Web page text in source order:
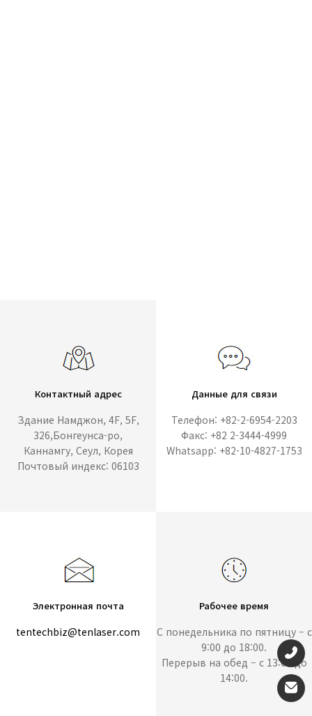
Контактный адрес
Здание Намджон, 4F, 5F,
326,Бонгеунса-ро,
Каннамгу, Сеул, Корея
Почтовый индекс: 06103
Данные для связи
Телефон: +82-2-6954-2203
Факс: +82 2-3444-4999
Whatsapp: +82-10-4827-1753
Электронная почта
tentechbiz@tenlaser.com
Рабочее время
С понедельника по пятницу – с
9:00 до 18:00.
Перерыв на обед – с 13:00 до
14:00.